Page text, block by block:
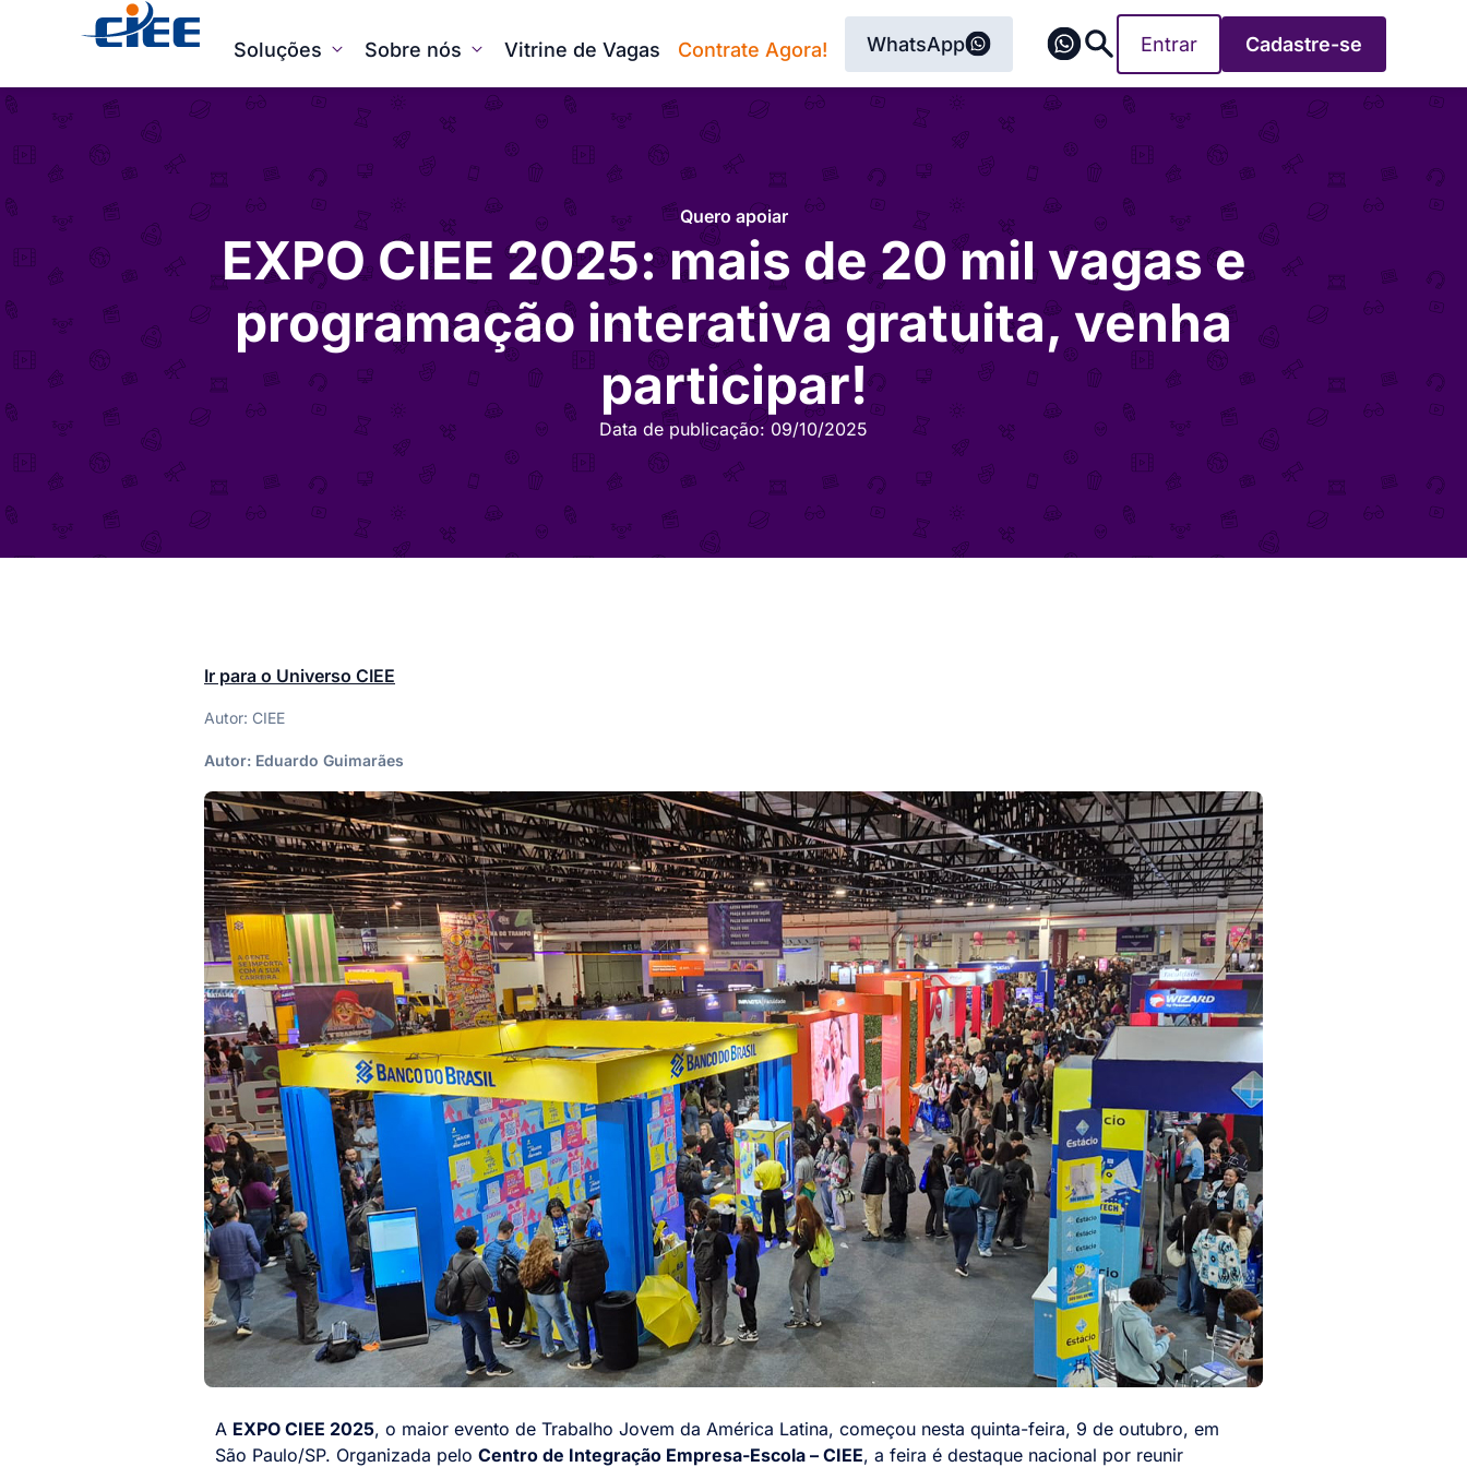
Soluções Sobre nós Vitrine de Vagas Contrate Agora! WhatsApp Entrar Cadastre-se
Quero apoiar
EXPO CIEE 2025: mais de 20 mil vagas e
programação interativa gratuita, venha
participar!
Data de publicação: 09/10/2025
Ir para o Universo CIEE
Autor: CIEE
Autor: Eduardo Guimarães
A EXPO CIEE 2025, o maior evento de Trabalho Jovem da América Latina, começou nesta quinta-feira, 9 de outubro, em
São Paulo/SP. Organizada pelo Centro de Integração Empresa-Escola – CIEE, a feira é destaque nacional por reunir